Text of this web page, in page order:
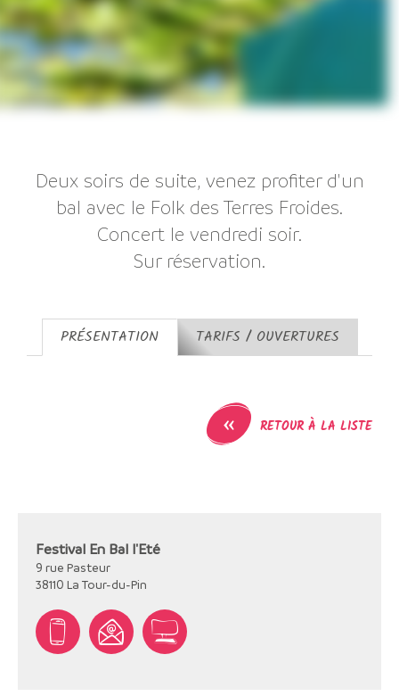
Deux soirs de suite, venez profiter d'un
bal avec le Folk des Terres Froides.
Concert le vendredi soir.
Sur réservation.
PRÉSENTATION TARIFS / OUVERTURES
« RETOUR À LA LISTE
Festival En Bal l'Eté
9 rue Pasteur
38110 La Tour-du-Pin